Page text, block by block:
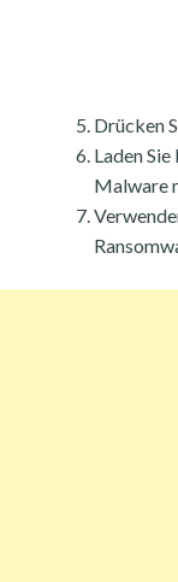
Drücken
Laden
Malware